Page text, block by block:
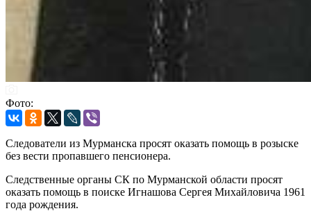
Фото:
Следователи из Мурманска просят оказать помощь в розыске
без вести пропавшего пенсионера.
Следственные органы СК по Мурманской области просят
оказать помощь в поиске Игнашова Сергея Михайловича 1961
года рождения.